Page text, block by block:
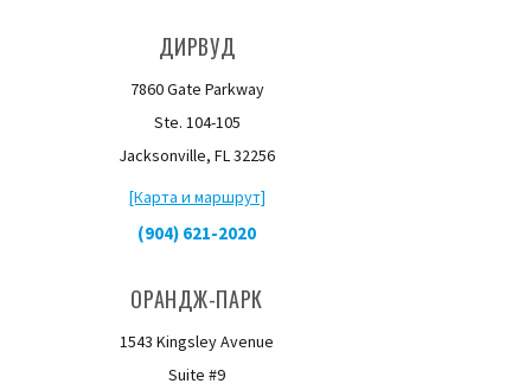
ДИРВУД
7860 Gate Parkway
Ste. 104-105
Jacksonville, FL 32256
[Карта и маршрут]
(904) 621-2020
ОРАНДЖ-ПАРК
1543 Kingsley Avenue
Suite #9